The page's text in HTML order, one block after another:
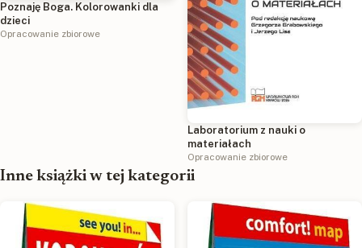
Poznaję Boga. Kolorowanki dla
dzieci
Opracowanie zbiorowe
Laboratorium z nauki o
materiałach
Opracowanie zbiorowe
Inne książki w tej kategorii